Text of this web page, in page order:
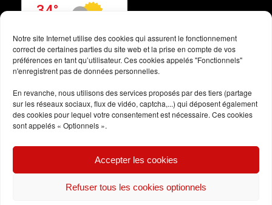
Notre site Internet utilise des cookies qui assurent le fonctionnement
correct de certaines parties du site web et la prise en compte de vos
préférences en tant qu’utilisateur. Ces cookies appelés "Fonctionnels"
n'enregistrent pas de données personnelles.
En revanche, nous utilisons des services proposés par des tiers (partage
sur les réseaux sociaux, flux de vidéo, captcha,...) qui déposent également
des cookies pour lequel votre consentement est nécessaire. Ces cookies
sont appelés « Optionnels ».
Accepter les cookies
Refuser tous les cookies optionnels
Politique des cookies